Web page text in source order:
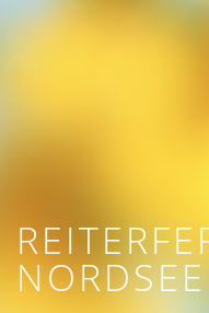
NORDSEE